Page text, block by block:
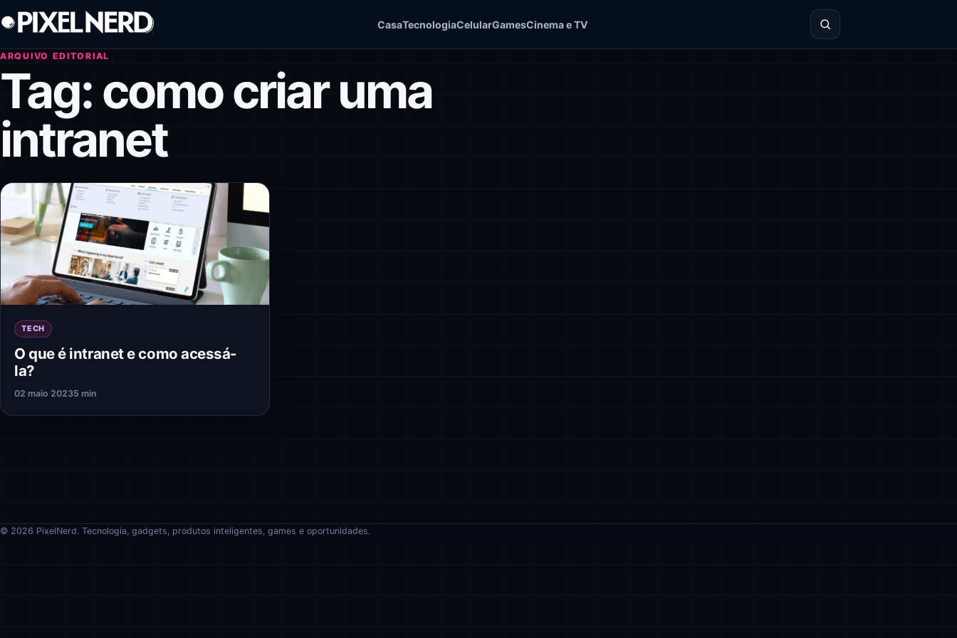
Pular para o conteúdo
CasaTecnologiaCelularGamesCinema e TV
ARQUIVO EDITORIAL
Tag:como criar uma
intranet
TECH
O que é intranet e como acessá-
la?
02 maio 20235 min
© 2026 PixelNerd. Tecnologia, gadgets, produtos inteligentes, games e oportunidades.